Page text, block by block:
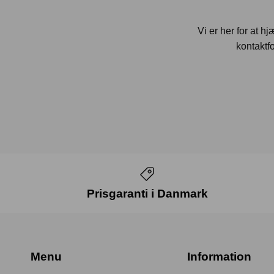
Vi er her for at
Prisgaranti i Danmark
Menu Information